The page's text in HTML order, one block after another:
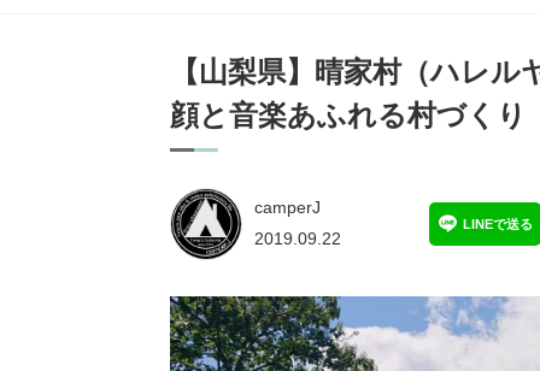
【山梨県】晴家村（ハレ
顔と音楽あふれる村づくり
camperJ
2019.09.22
LINEで送る